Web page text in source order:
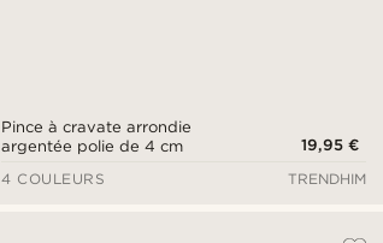
Pince à cravate arrondie
argentée polie de 4 cm
19,95 €
4 COULEURS
TRENDHIM